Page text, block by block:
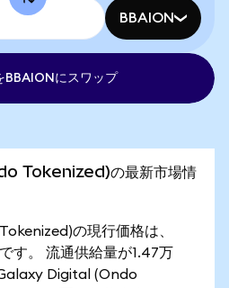
BBAION
BBAIONにスワップ
Tokenized)の最新市場情
の現行価格は、
す。 流通供給量が1.47万
Digital (Ondo